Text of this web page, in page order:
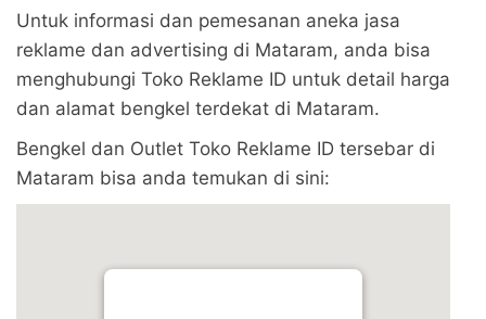
Untuk informasi dan pemesanan aneka jasa
reklame dan advertising di Mataram, anda bisa
menghubungi Toko Reklame ID untuk detail harga
dan alamat bengkel terdekat di Mataram.
Bengkel dan Outlet Toko Reklame ID tersebar di
Mataram bisa anda temukan di sini: